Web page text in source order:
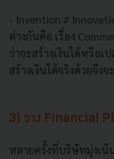
- Invention ≠
ต่างกันคือ เรื่อง
ว่าจะสร้างเงินได้หรือเ
สร้างเงินได้จริงด้วยจึง
3) วาง Financial
หลายครั้งที่บริษัทมุ่งเน้